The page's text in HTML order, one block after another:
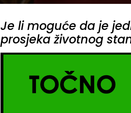
Je li moguće da je
prosjeka životnog